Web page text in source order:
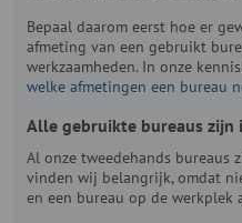
Bepaal daarom eerst hoe er
afmeting van een gebruikt
werkzaamheden. In onze
welke afmetingen een bureau
Alle gebruikte bureaus
Al onze tweedehands bureaus
vinden wij belangrijk, omdat
en een bureau op de werkplek